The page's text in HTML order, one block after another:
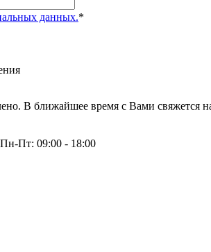
данных.*
В ближайшее время с Вами свяжется
Пн-Пт: 09:00 - 18:00